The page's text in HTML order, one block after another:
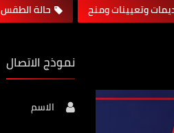
وتعيينات ومنح حالة الطقس
نموذج الاتصال
الاسم